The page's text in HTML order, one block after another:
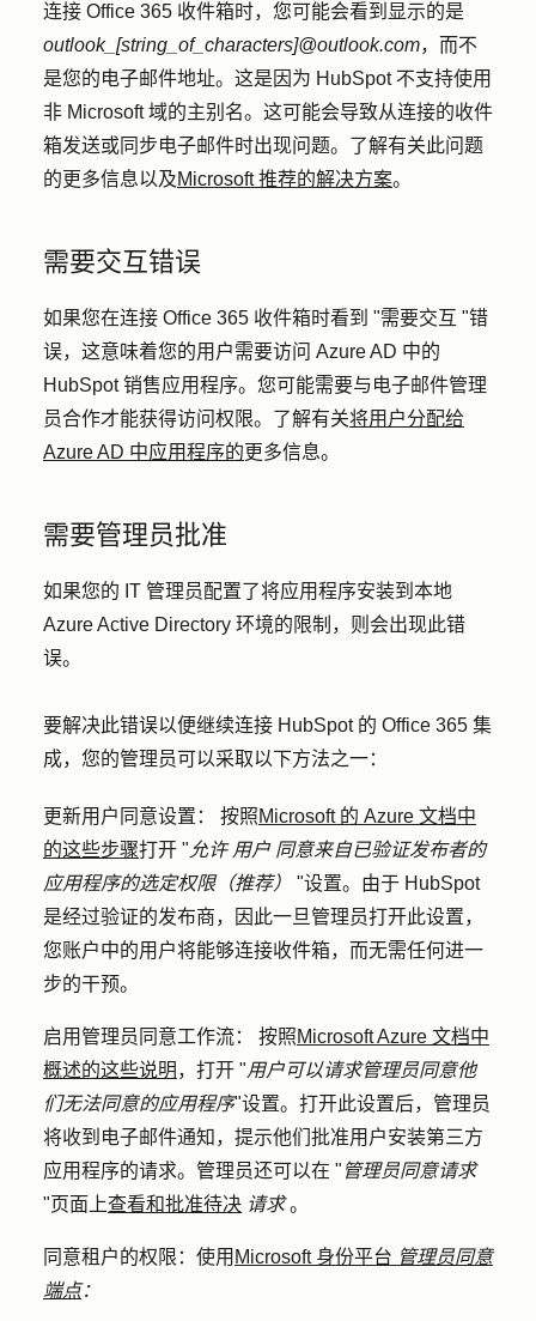
连接 Office 365 收件箱时，您可能会看到显示的是
outlook_[string_of_characters]@outlook.com，而不
是您的电子邮件地址。这是因为 HubSpot 不支持使用
非 Microsoft 域的主别名。这可能会导致从连接的收件
箱发送或同步电子邮件时出现问题。了解有关此问题
的更多信息以及Microsoft 推荐的解决方案。
需要交互错误
如果您在连接 Office 365 收件箱时看到 "需要交互 "错
误，这意味着您的用户需要访问 Azure AD 中的
HubSpot 销售应用程序。您可能需要与电子邮件管理
员合作才能获得访问权限。了解有关将用户分配给
Azure AD 中应用程序的更多信息。
需要管理员批准
如果您的 IT 管理员配置了将应用程序安装到本地
Azure Active Directory 环境的限制，则会出现此错
误。
要解决此错误以便继续连接 HubSpot 的 Office 365 集
成，您的管理员可以采取以下方法之一：
更新用户同意设置： 按照Microsoft 的 Azure 文档中
的这些步骤打开 " 允许 用户同意来自已验证发布者的
应用程序的选定权限（推荐） "设置。由于 HubSpot
是经过验证的发布商，因此一旦管理员打开此设置，
您账户中的用户将能够连接收件箱，而无需任何进一
步的干预。
启用管理员同意工作流： 按照Microsoft Azure 文档中
概述的这些说明 ，打开 "用户可以请求管理员同意他
们无法同意的应用程序"设置。打开此设置后，管理员
将收到电子邮件通知，提示他们批准用户安装第三方
应用程序的请求。管理员还可以在 " 管理员同意请求
"页面上查看和批准待决 请求。
同意租户的权限： 使用 Microsoft 身份平台 管理员同意
端点：